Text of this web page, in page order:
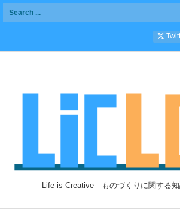
Life is Creative ものづくりに関する知